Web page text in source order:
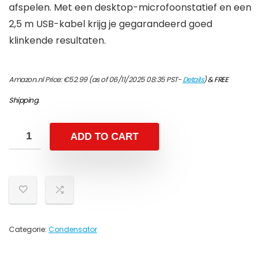
afspelen. Met een desktop-microfoonstatief en een
2,5 m USB-kabel krijg je gegarandeerd goed
klinkende resultaten.
Amazon.nl Price:€52.99(as of 06/11/2025 08:35 PST-Details)&FREE
Shipping.
ADD TO CART
Categorie: Condensator